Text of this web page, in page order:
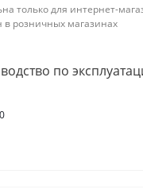
только для интернет-
в розничных магазинах
по